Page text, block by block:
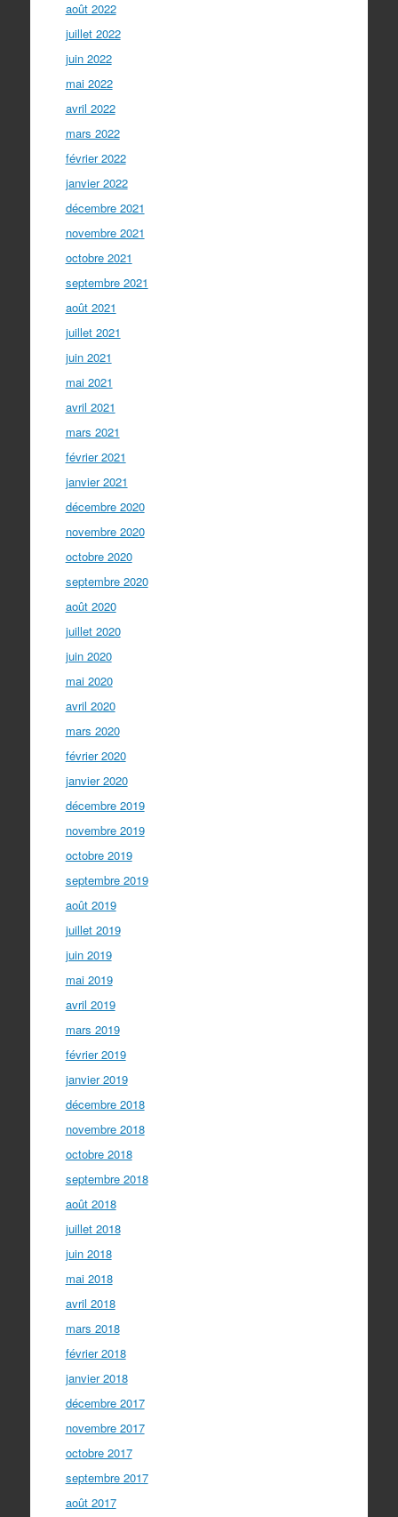
août 2022
juillet 2022
juin 2022
mai 2022
avril 2022
mars 2022
février 2022
janvier 2022
décembre 2021
novembre 2021
octobre 2021
septembre 2021
août 2021
juillet 2021
juin 2021
mai 2021
avril 2021
mars 2021
février 2021
janvier 2021
décembre 2020
novembre 2020
octobre 2020
septembre 2020
août 2020
juillet 2020
juin 2020
mai 2020
avril 2020
mars 2020
février 2020
janvier 2020
décembre 2019
novembre 2019
octobre 2019
septembre 2019
août 2019
juillet 2019
juin 2019
mai 2019
avril 2019
mars 2019
février 2019
janvier 2019
décembre 2018
novembre 2018
octobre 2018
septembre 2018
août 2018
juillet 2018
juin 2018
mai 2018
avril 2018
mars 2018
février 2018
janvier 2018
décembre 2017
novembre 2017
octobre 2017
septembre 2017
août 2017